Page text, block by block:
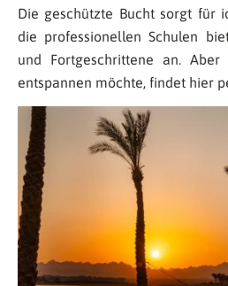
Die geschützte Bucht sorgt für
die professionellen Schulen
und Fortgeschrittene an.
entspannen möchte, findet hier